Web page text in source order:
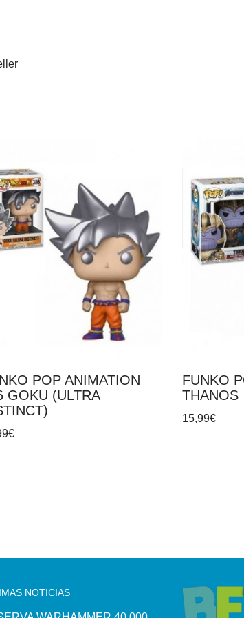
POP ANIMATION
GOKU (ULTRA
€
FUNKO
THANOS
15,99€
NOTICIAS